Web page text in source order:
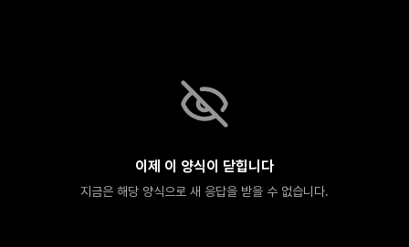
이제 이 양식이 닫힙니다
지금은 해당 양식으로 새 응답을 받을 수 없습니다.